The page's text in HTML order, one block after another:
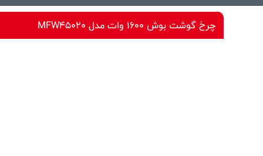
چرخ گوشت بوش 1600 وات مدل MFW45020